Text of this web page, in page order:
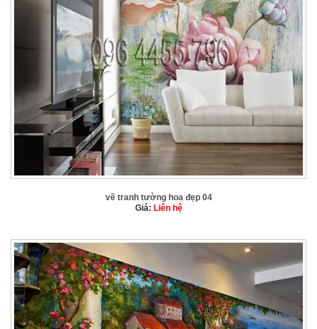
vẽ tranh tường hoa đẹp 04
Giá: Liên hệ